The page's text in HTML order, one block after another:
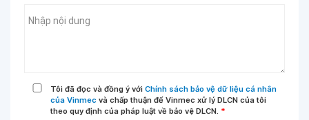
Tôi đã đọc và đồng ý với Chính sách bảo vệ dữ liệu cá nhân
của Vinmec và chấp thuận để Vinmec xử lý DLCN của tôi
theo quy định của pháp luật về bảo vệ DLCN. *